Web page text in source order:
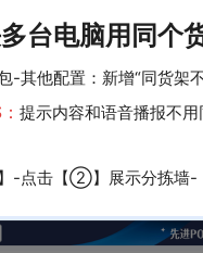
台电脑用同个
-其他配置：新增“同货架
提示内容和语音播报不用
-点击【②】展示分拣墙-